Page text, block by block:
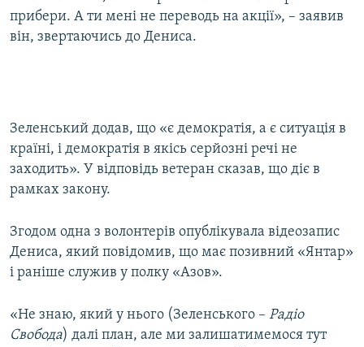
прибери. А ти мені не переводь на акції», – заявив
він, звертаючись до Дениса.
Зеленський додав, що «є демократія, а є ситуація в
країні, і демократія в якісь серйозні речі не
заходить». У відповідь ветеран сказав, що діє в
рамках закону.
Згодом одна з волонтерів опублікувала відеозапис
Дениса, який повідомив, що має позивний «Янтар»
і раніше служив у полку «Азов».
«Не знаю, який у нього (Зеленського – Радіо
Свобода) далі план, але ми залишатимемося тут